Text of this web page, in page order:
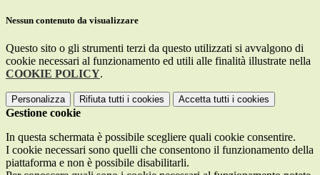
Nessun contenuto da visualizzare
Questo sito o gli strumenti terzi da questo utilizzati si avvalgono di
cookie necessari al funzionamento ed utili alle finalità illustrate nella
COOKIE POLICY.
Personalizza Rifiuta tutti i cookies Accetta tutti i cookies
Gestione cookie
In questa schermata è possibile scegliere quali cookie consentire.
I cookie necessari sono quelli che consentono il funzionamento della
piattaforma e non è possibile disabilitarli.